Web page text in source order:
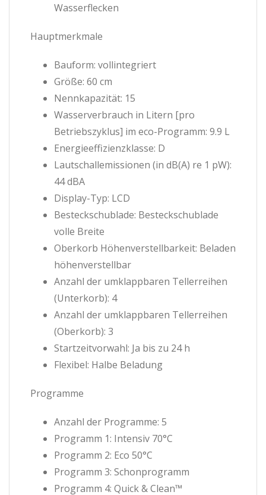
Wasserflecken
Hauptmerkmale
Bauform: vollintegriert
Größe: 60 cm
Nennkapazität: 15
Wasserverbrauch in Litern [pro
Betriebszyklus] im eco-Programm: 9.9 L
Energieeffizienzklasse: D
Lautschallemissionen (in dB(A) re 1 pW):
44 dBA
Display-Typ: LCD
Besteckschublade: Besteckschublade
volle Breite
Oberkorb Höhenverstellbarkeit: Beladen
höhenverstellbar
Anzahl der umklappbaren Tellerreihen
(Unterkorb): 4
Anzahl der umklappbaren Tellerreihen
(Oberkorb): 3
Startzeitvorwahl: Ja bis zu 24 h
Flexibel: Halbe Beladung
Programme
Anzahl der Programme: 5
Programm 1: Intensiv 70°C
Programm 2: Eco 50°C
Programm 3: Schonprogramm
Programm 4: Quick & Clean™